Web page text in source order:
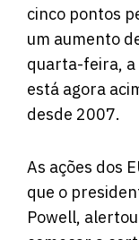
cinco pontos
um aumento
quarta-feira, a
está agora
desde 2007.
As ações dos
que o
Powell,